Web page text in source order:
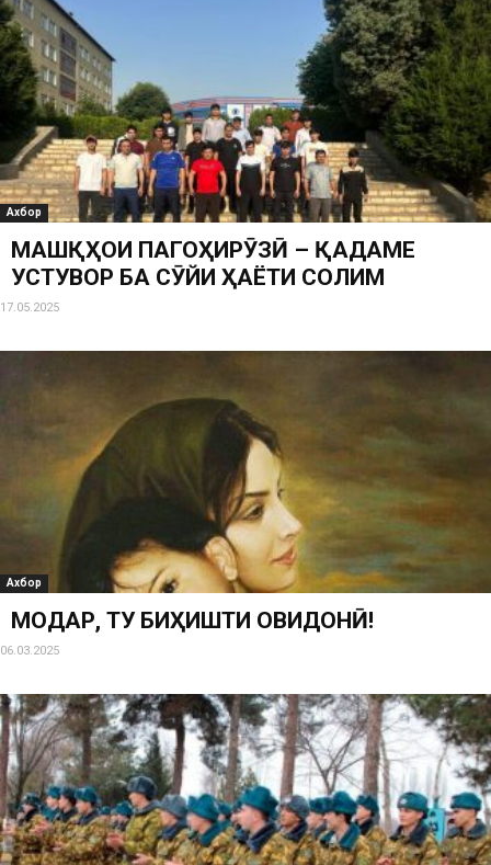
Ахбор
МАШҚҲОИ ПАГОҲИРӮЗӢ – ҚАДАМЕ
УСТУВОР БА СӮЙИ ҲАЁТИ СОЛИМ
17.05.2025
Ахбор
МОДАР, ТУ БИҲИШТИ ҶОВИДОНӢ!
06.03.2025